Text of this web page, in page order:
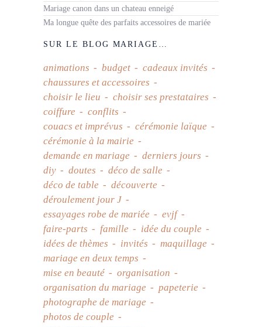
Mariage canon dans un chateau enneigé
Ma longue quête des parfaits accessoires de mariée
SUR LE BLOG MARIAGE…
animations budget
cadeaux invités
chaussures et accessoires
choisir le lieu
choisir ses prestataires
coiffure
conflits
couacs et imprévus
cérémonie laïque
cérémonie à la mairie
demande en mariage
derniers jours
diy
doutes
déco de salle
déco de table
découverte
déroulement jour J
essayages robe de mariée
evjf
faire-parts
famille
idée du couple
idées de thèmes
invités
maquillage
mariage en deux temps
mise en beauté
organisation
organisation du mariage
papeterie
photographe de mariage
photos de couple